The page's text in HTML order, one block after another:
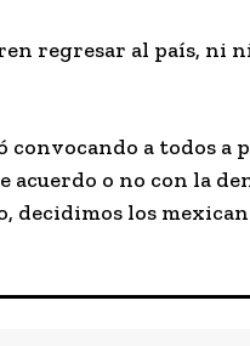
regresar al país, ni
a todos a
acuerdo o no con la
decidimos los